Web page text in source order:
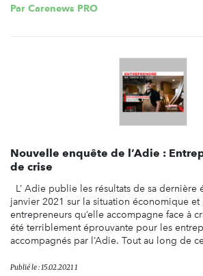
Par Carenews PRO
Nouvelle enquête de l’Adie :
de crise
L’ Adie publie les résultats de sa dernière
janvier 2021 sur la situation économique
entrepreneurs qu’elle accompagne face à
été terriblement éprouvante pour les
accompagnés par l’Adie. Tout au long de
Publié le : 15.02.2021 1